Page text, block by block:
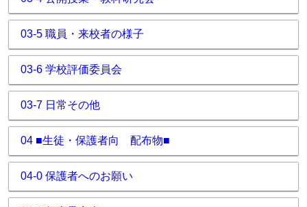
03-5 職員・来校者の様子
03-6 学校評価委員会
03-7 日常その他
04 ■生徒・保護者向 配布物■
04-0 保護者へのお願い